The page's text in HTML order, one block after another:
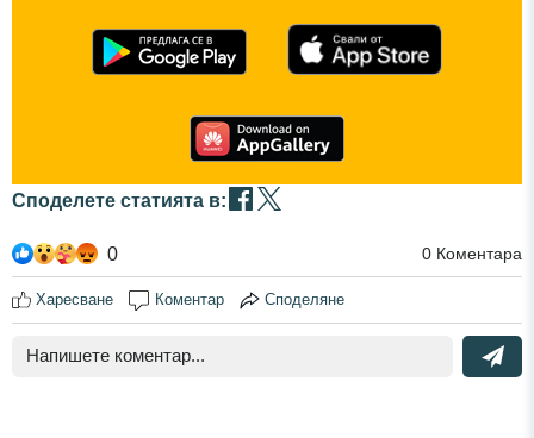
Споделете статията в:
0 0 Коментара
Харесване Коментар Споделяне